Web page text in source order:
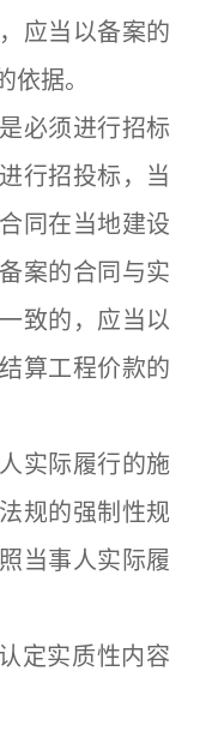
应当以备案的
据。
必须进行招标
行招投标，当
同在当地建设
案的合同与实
致的，应当以
算工程价款的
实际履行的施
规的强制性规
当事人实际履
定实质性内容